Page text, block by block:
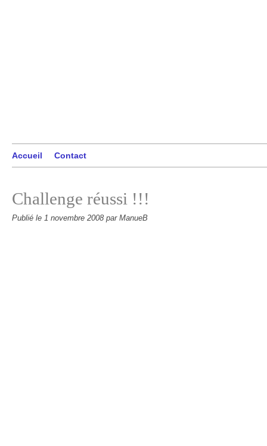
Accueil Contact
Challenge réussi !!!
Publié le 1 novembre 2008 par ManueB